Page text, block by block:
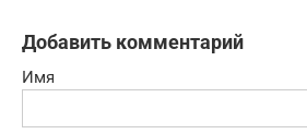
Добавить комментарий
Имя